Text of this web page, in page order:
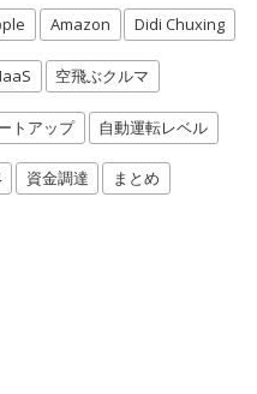
Amazon Didi Chuxing
空飛ぶクルマ
トアップ 自動運転レベル
資金調達 まとめ